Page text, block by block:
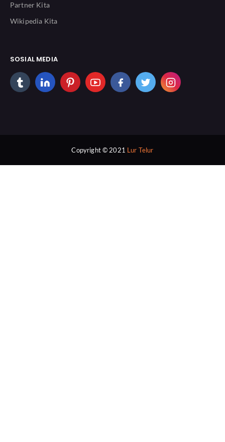
Partner Kita
Wikipedia Kita
SOSIAL MEDIA
Copyright © 2021 Lur Telur